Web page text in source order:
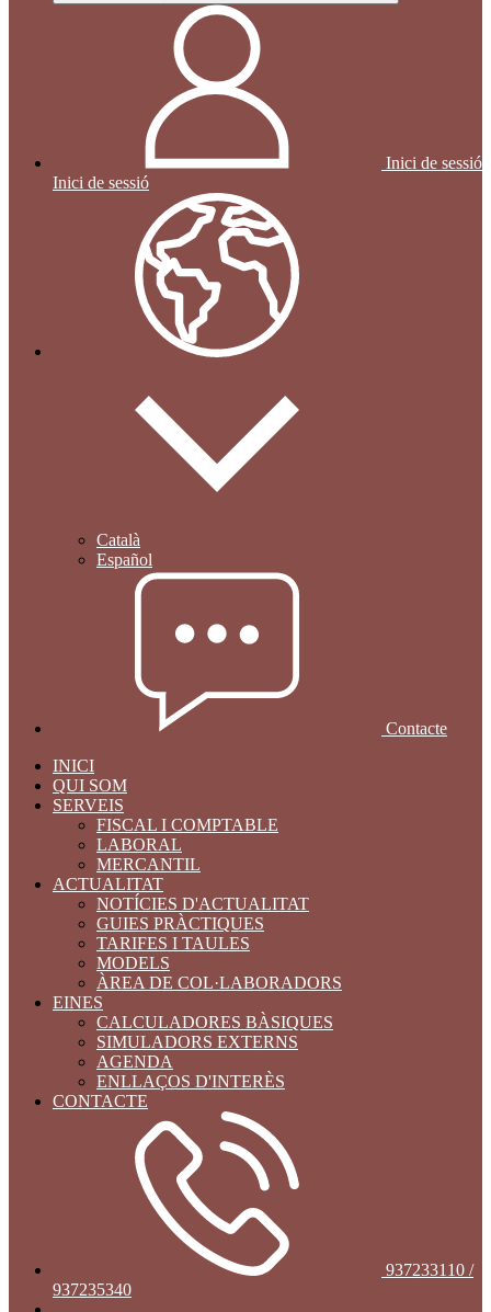
Inici de sessió
Inici de sessió
Català
Español
Contacte
INICI
QUI SOM
SERVEIS
FISCAL I COMPTABLE
LABORAL
MERCANTIL
ACTUALITAT
NOTÍCIES D'ACTUALITAT
GUIES PRÀCTIQUES
TARIFES I TAULES
MODELS
ÀREA DE COL·LABORADORS
EINES
CALCULADORES BÀSIQUES
SIMULADORS EXTERNS
AGENDA
ENLLAÇOS D'INTERÈS
CONTACTE
937233110 /
937235340